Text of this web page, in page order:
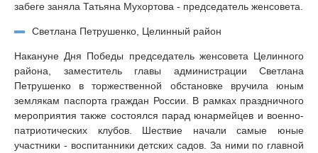
забеге заняла Татьяна Мухортова - председатель женсовета.
Светлана Петрушенко, Целинный район
Накануне Дня Победы председатель женсовета Целинного
района, заместитель главы администрации Светлана
Петрушенко в торжественной обстановке вручила юным
землякам паспорта граждан России. В рамках праздничного
мероприятия также состоялся парад юнармейцев и военно-
патриотических клубов. Шествие начали самые юные
участники - воспитанники детских садов. За ними по главной